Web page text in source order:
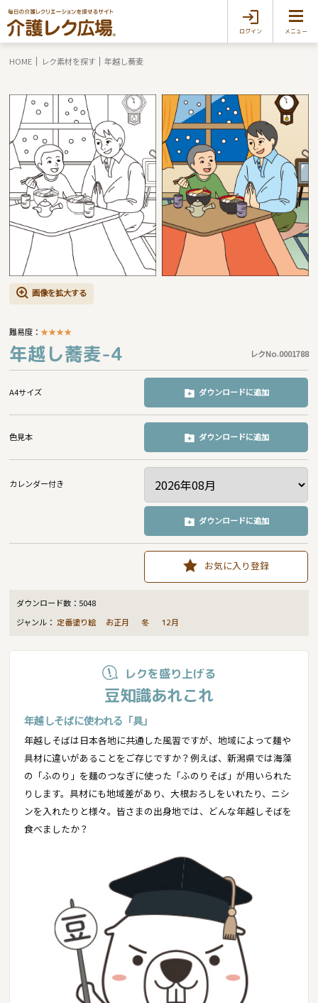
ログイン メニュー
HOME レク素材を探す 年越し蕎麦
画像を拡大する
難易度：★★★★
年越し蕎麦-4 レクNo.0001788
A4サイズ ダウンロードに追加
色見本 ダウンロードに追加
カレンダー付き
ダウンロードに追加
お気に入り登録
ダウンロード数： 5048
ジャンル： 定番塗り絵 お正月 冬 12月
レクを盛り上げる
豆知識あれこれ
年越しそばに使われる「具」
年越しそばは日本各地に共通した風習ですが、地域によって麺や
具材に違いがあることをご存じですか？例えば、新潟県では海藻
の「ふのり」を麺のつなぎに使った「ふのりそば」が用いられた
りします。具材にも地域差があり、大根おろしをいれたり、ニシ
ンを入れたりと様々。皆さまの出身地では、どんな年越しそばを
食べましたか？